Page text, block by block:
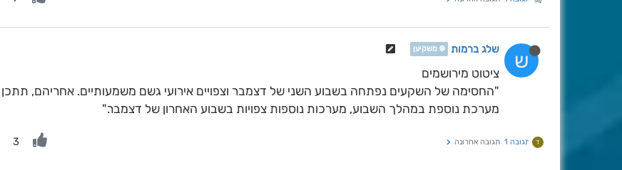
ש שלג ברמות ❄️ משקיען
ציטוט מירושמים
"החסימה של השקעים נפתחה בשבוע השני של דצמבר וצפויים אירועי גשם משמעותיים. אחריהם, תתכן
מערכת נוספת במהלך השבוע, מערכות נוספות צפויות בשבוע האחרון של דצמבר."
ד תגובה 1 תגובה אחרונה 3